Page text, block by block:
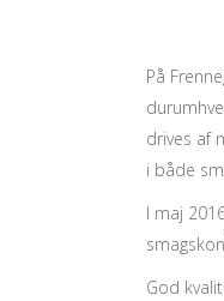
På
drives af
i både
I maj
God